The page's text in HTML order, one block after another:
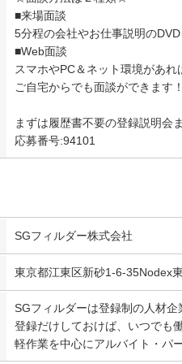
■来場面談
5分程の会社やお仕事説明の
■Web面談
スマホやPC＆ネット環境があれ
ご自宅からでも面談ができます！
まずは履歴書不要の登録説明会
応募番号:94101
SGフィルダー株式会社
東京都江東区新砂1-6-35Nodex
SGフィルダーは登録制の人材企
登録だけしておけば、いつでも
軽作業を中心にアルバイト・パ